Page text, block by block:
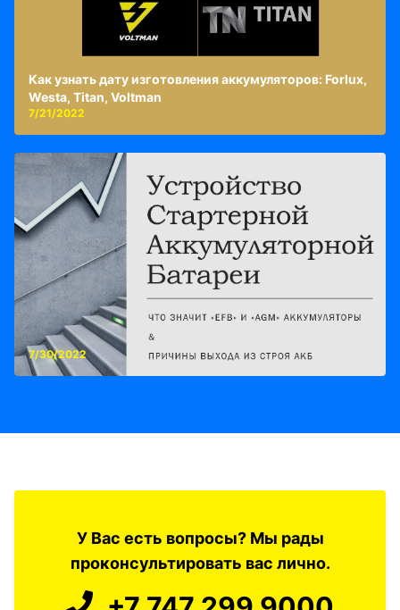
Как узнать дату изготовления аккумуляторов: Forlux,
Westa, Titan, Voltman
7/21/2022
7/30/2022
У Вас есть вопросы? Мы рады
проконсультировать вас лично.